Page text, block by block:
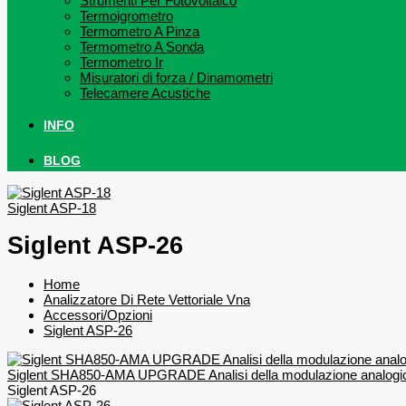
Termoigrometro
Termometro A Pinza
Termometro A Sonda
Termometro Ir
Misuratori di forza / Dinamometri
Telecamere Acustiche
INFO
BLOG
Siglent ASP-18
Siglent ASP-26
Home
Analizzatore Di Rete Vettoriale Vna
Accessori/Opzioni
Siglent ASP-26
Siglent SHA850-AMA UPGRADE Analisi della modulazione
Siglent ASP-26